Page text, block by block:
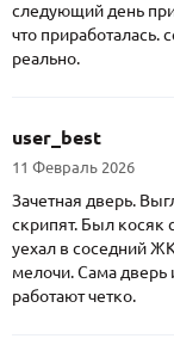
следующий день
что приработалась.
реально.
user_best
11 Февраль 2026
Зачетная дверь.
скрипят. Был косяк
уехал в соседний
мелочи. Сама дверь
работают четко.